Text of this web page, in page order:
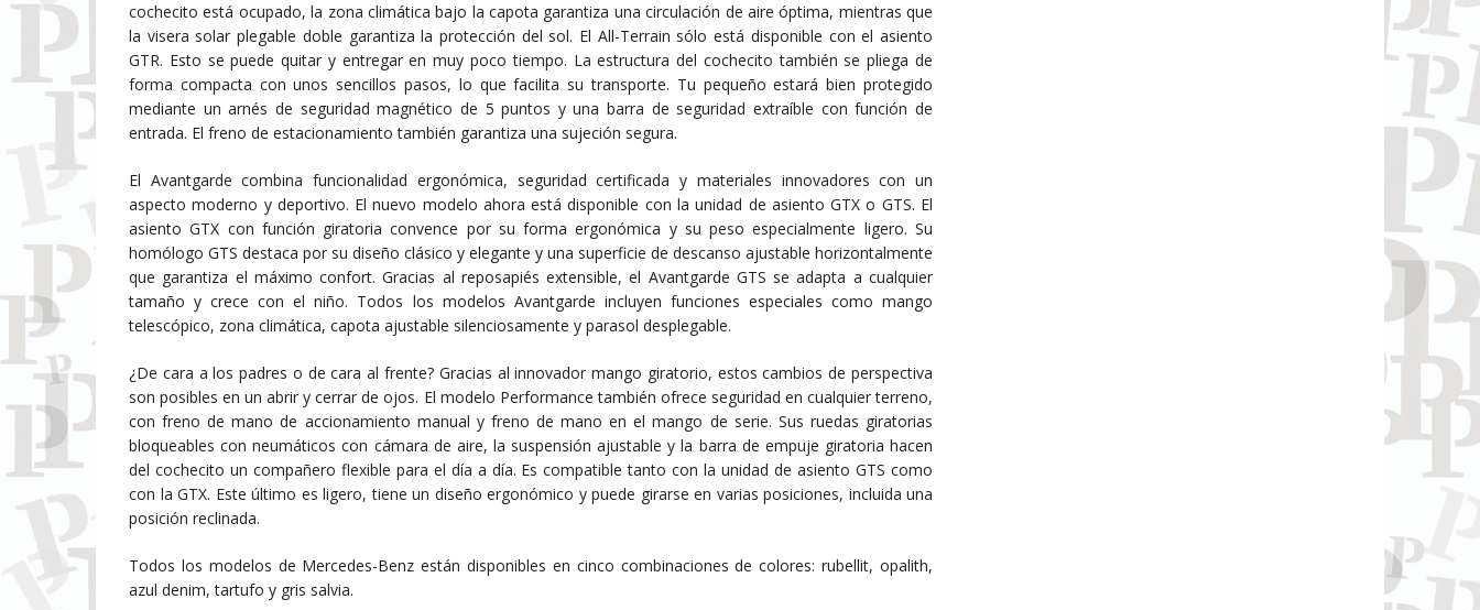
cochecito está ocupado, la zona climática bajo la capota garantiza una circulación de aire óptima, mientras que
la visera solar plegable doble garantiza la protección del sol. El All-Terrain sólo está disponible con el asiento
GTR. Esto se puede quitar y entregar en muy poco tiempo. La estructura del cochecito también se pliega de
forma compacta con unos sencillos pasos, lo que facilita su transporte. Tu pequeño estará bien protegido
mediante un arnés de seguridad magnético de 5 puntos y una barra de seguridad extraíble con función de
entrada. El freno de estacionamiento también garantiza una sujeción segura.
El Avantgarde combina funcionalidad ergonómica, seguridad certificada y materiales innovadores con un
aspecto moderno y deportivo. El nuevo modelo ahora está disponible con la unidad de asiento GTX o GTS. El
asiento GTX con función giratoria convence por su forma ergonómica y su peso especialmente ligero. Su
homólogo GTS destaca por su diseño clásico y elegante y una superficie de descanso ajustable horizontalmente
que garantiza el máximo confort. Gracias al reposapiés extensible, el Avantgarde GTS se adapta a cualquier
tamaño y crece con el niño. Todos los modelos Avantgarde incluyen funciones especiales como mango
telescópico, zona climática, capota ajustable silenciosamente y parasol desplegable.
¿De cara a los padres o de cara al frente? Gracias al innovador mango giratorio, estos cambios de perspectiva
son posibles en un abrir y cerrar de ojos. El modelo Performance también ofrece seguridad en cualquier terreno,
con freno de mano de accionamiento manual y freno de mano en el mango de serie. Sus ruedas giratorias
bloqueables con neumáticos con cámara de aire, la suspensión ajustable y la barra de empuje giratoria hacen
del cochecito un compañero flexible para el día a día. Es compatible tanto con la unidad de asiento GTS como
con la GTX. Este último es ligero, tiene un diseño ergonómico y puede girarse en varias posiciones, incluida una
posición reclinada.
Todos los modelos de Mercedes-Benz están disponibles en cinco combinaciones de colores: rubellit, opalith,
azul denim, tartufo y gris salvia.